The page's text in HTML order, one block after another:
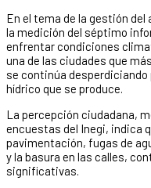
En el tema de la gestión
la medición del séptimo
enfrentar condiciones
una de las ciudades que
se continúa
hídrico que se produce.
La percepción ciudadana,
encuestas del Inegi, indica
pavimentación, fugas de
y la basura en las calles,
significativas.